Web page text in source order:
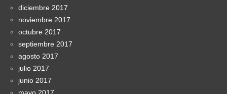
diciembre 2017
noviembre 2017
octubre 2017
septiembre 2017
agosto 2017
julio 2017
junio 2017